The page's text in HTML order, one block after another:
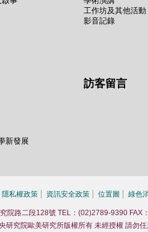
工作坊及其他活動
影音記錄
新發展
訪客留言
隱私權政策 資訊安全政策 位置圖 綠色
院路二段128號 TEL：(02)2789-9390 FAX
研究院歐美研究所版權所有 未經授權 請勿